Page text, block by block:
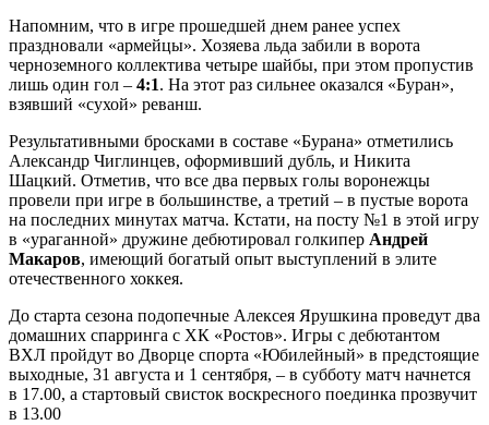
Напомним, что в игре прошедшей днем ранее успех
праздновали «армейцы». Хозяева льда забили в ворота
черноземного коллектива четыре шайбы, при этом пропустив
лишь один гол – 4:1. На этот раз сильнее оказался «Буран»,
взявший «сухой» реванш.
Результативными бросками в составе «Бурана» отметились
Александр Чиглинцев, оформивший дубль, и Никита
Шацкий. Отметив, что все два первых голы воронежцы
провели при игре в большинстве, а третий – в пустые ворота
на последних минутах матча. Кстати, на посту №1 в этой игру
в «ураганной» дружине дебютировал голкипер Андрей
Макаров, имеющий богатый опыт выступлений в элите
отечественного хоккея.
До старта сезона подопечные Алексея Ярушкина проведут два
домашних спарринга с ХК «Ростов». Игры с дебютантом
ВХЛ пройдут во Дворце спорта «Юбилейный» в предстоящие
выходные, 31 августа и 1 сентября, – в субботу матч начнется
в 17.00, а стартовый свисток воскресного поединка прозвучит
в 13.00